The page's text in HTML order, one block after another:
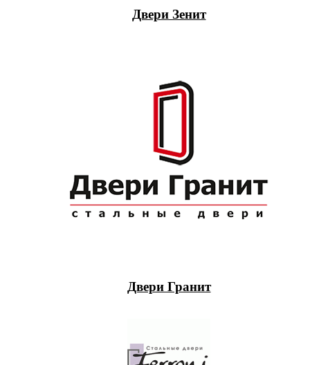
Двери Зенит
Двери Гранит